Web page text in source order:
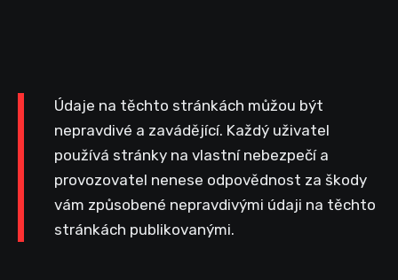
Údaje na těchto stránkách můžou být
nepravdivé a zavádějící. Každý uživatel
používá stránky na vlastní nebezpečí a
provozovatel nenese odpovědnost za škody
vám způsobené nepravdivými údaji na těchto
stránkách publikovanými.